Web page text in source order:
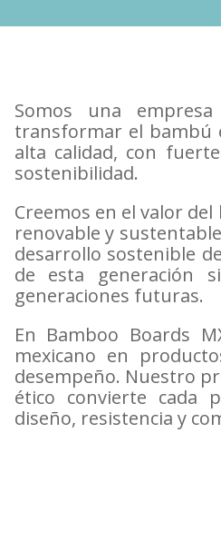
Somos una empresa
transformar el bambú
alta calidad, con
sostenibilidad.
Creemos en el valor
renovable y
desarrollo sostenible
de esta generación
generaciones futuras.
En Bamboo Boards
mexicano en
desempeño. Nuestro
ético convierte cada
diseño, resistencia y